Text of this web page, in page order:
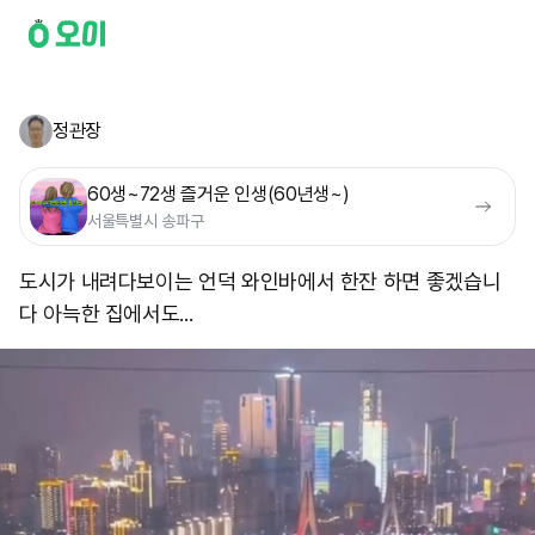
정관장
60생~72생 즐거운 인생(60년생~)
서울특별시 송파구
도시가 내려다보이는 언덕 와인바에서 한잔 하면 좋겠습니
다 아늑한 집에서도...